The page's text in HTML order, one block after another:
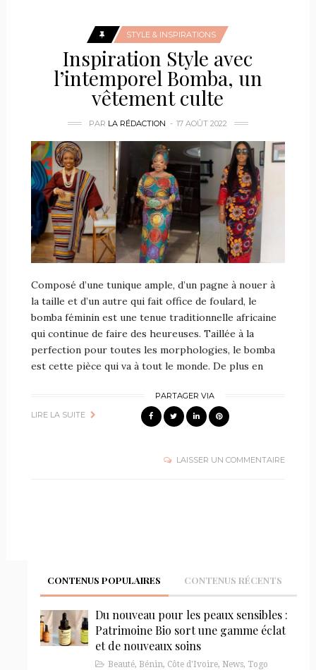
STYLE & INSPIRATIONS
Inspiration Style avec
l’intemporel Bomba, un
vêtement culte
PAR LA RÉDACTION 17 AOÛT 2022
Composé d’une tunique ample, d’un pagne à nouer à
la taille et d’un autre qui fait office de foulard, le
bomba féminin est une tenue traditionnelle africaine
qui continue de faire des heureuses. Taillée à la
perfection pour toutes les morphologies, le bomba
est cette pièce qui va à tout le monde. De plus en
LIRE LA SUITE
PARTAGER VIA
LAISSER UN COMMENTAIRE
CONTENUS POPULAIRES CONTENUS RÉCENTS
Du nouveau pour les peaux sensibles :
Patrimoine Bio sort une gamme éclat
et de nouveaux soins
Beauté, Bénin, Côte d'Ivoire, News, Togo